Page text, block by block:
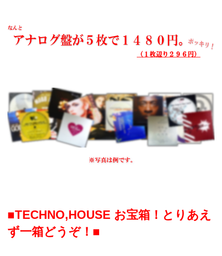
■TECHNO,HOUSE お宝箱！とりあえ
ず一箱どうぞ！■